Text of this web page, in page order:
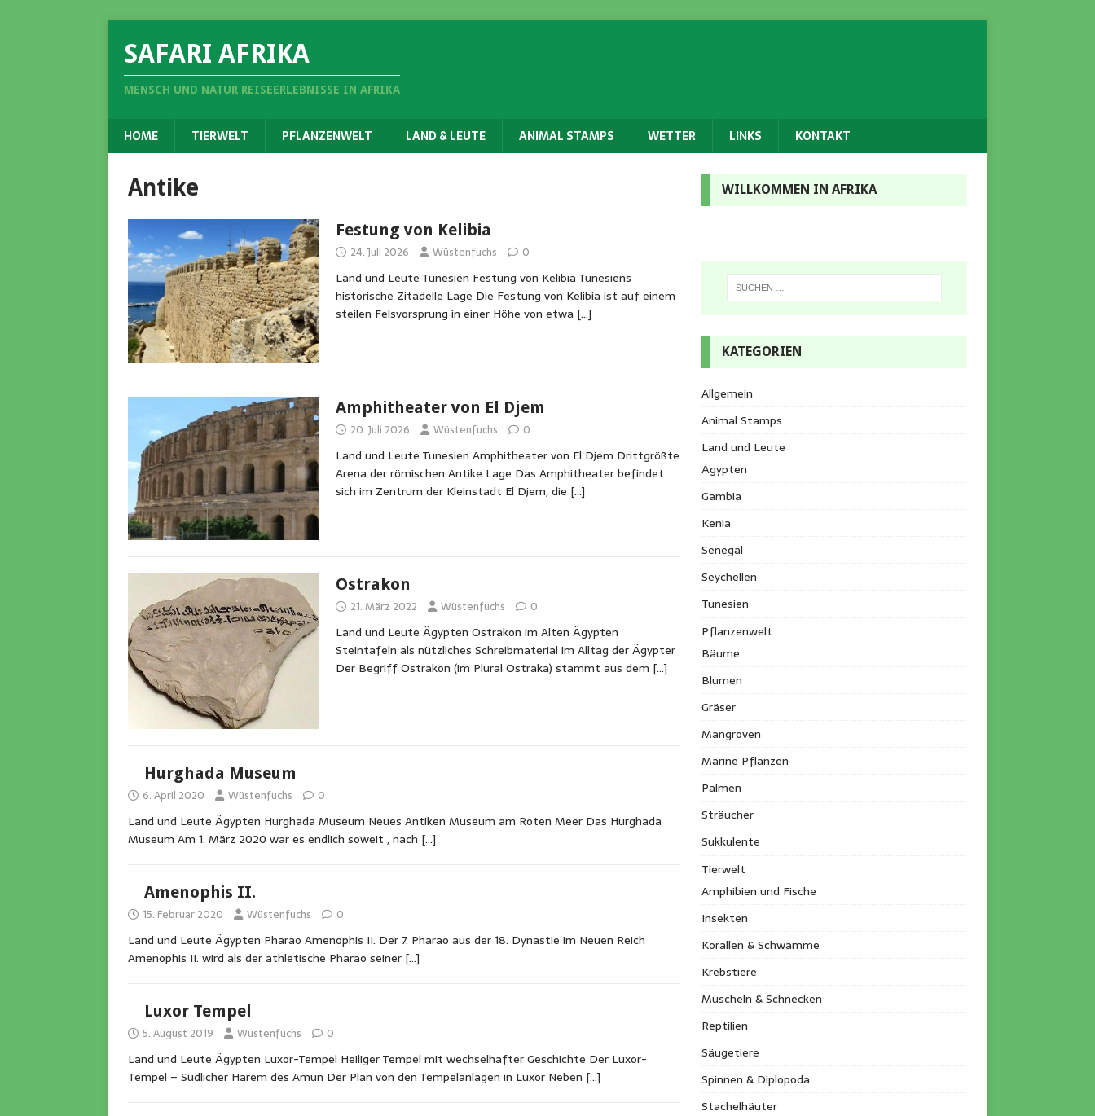
SAFARI AFRIKA
MENSCH UND NATUR REISEERLEBNISSE IN AFRIKA
HOME TIERWELT PFLANZENWELT LAND & LEUTE ANIMAL STAMPS WETTER LINKS KONTAKT
Antike
Festung von Kelibia
24. Juli 2026 Wüstenfuchs 0
Land und Leute Tunesien Festung von Kelibia Tunesiens
historische Zitadelle Lage Die Festung von Kelibia ist auf einem
steilen Felsvorsprung in einer Höhe von etwa […]
Amphitheater von El Djem
20. Juli 2026 Wüstenfuchs 0
Land und Leute Tunesien Amphitheater von El Djem Drittgrößte
Arena der römischen Antike Lage Das Amphitheater befindet
sich im Zentrum der Kleinstadt El Djem, die […]
Ostrakon
21. März 2022 Wüstenfuchs 0
Land und Leute Ägypten Ostrakon im Alten Ägypten
Steintafeln als nützliches Schreibmaterial im Alltag der Ägypter
Der Begriff Ostrakon (im Plural Ostraka) stammt aus dem […]
Hurghada Museum
6. April 2020 Wüstenfuchs 0
Land und Leute Ägypten Hurghada Museum Neues Antiken Museum am Roten Meer Das Hurghada
Museum Am 1. März 2020 war es endlich soweit , nach […]
Amenophis II.
15. Februar 2020 Wüstenfuchs 0
Land und Leute Ägypten Pharao Amenophis II. Der 7. Pharao aus der 18. Dynastie im Neuen Reich
Amenophis II. wird als der athletische Pharao seiner […]
Luxor Tempel
5. August 2019 Wüstenfuchs 0
Land und Leute Ägypten Luxor-Tempel Heiliger Tempel mit wechselhafter Geschichte Der Luxor-
Tempel – Südlicher Harem des Amun Der Plan von den Tempelanlagen in Luxor Neben […]
WILLKOMMEN IN AFRIKA
KATEGORIEN
Allgemein
Animal Stamps
Land und Leute
Ägypten
Gambia
Kenia
Senegal
Seychellen
Tunesien
Pflanzenwelt
Bäume
Blumen
Gräser
Mangroven
Marine Pflanzen
Palmen
Sträucher
Sukkulente
Tierwelt
Amphibien und Fische
Insekten
Korallen & Schwämme
Krebstiere
Muscheln & Schnecken
Reptilien
Säugetiere
Spinnen & Diplopoda
Stachelhäuter